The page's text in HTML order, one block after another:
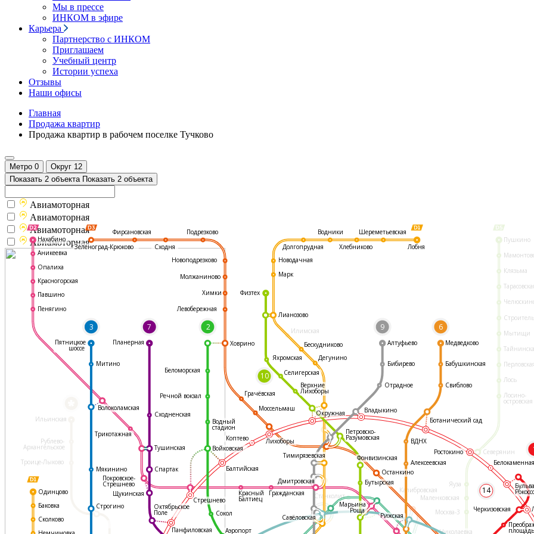
Мы в прессе
ИНКОМ в эфире
Карьера
Партнерство с ИНКОМ
Приглашаем
Учебный центр
Истории успеха
Отзывы
Наши офисы
Главная
Продажа квартир
Продажа квартир в рабочем поселке Тучково
Метро 0 Округ 12
Показать 2 объекта Показать 2 объекта
Илимская
Пушкино
Клязьма
Мытищи
Лось
Лосино-
островская
Северянин
Яуза
Маленковская
Москва-3
Николаевка
Ильинская
Рублево-
Архангельское
Троице-Лыково
Калибровская
Станколит
3 7
14
2 9 6
10
Фирсановская
Сходня
Подрезково
Новоподрезково
Молжаниново
Химки
Левобережная
Ховрино
Грачёвская
Моссельмаш
Останкино
Медведково
Бабушкинская
Свиблово
ВДНХ
Алексеевская
Рижская
Аэропорт
Сокол
Красный
Балтиец
Гражданская
Дмитровская
Коптево Лихоборы
Балтийская
Войковская
Водный
стадион
Сходненская
Трикотажная
Волоколамская
Тушинская
Мякинино
Строгино
Митино
Нахабино
Аникеевка
Опалиха
Красногорская
Павшино
Пенягино
Одинцово
Баковка
Сколково
Пятницкое
шоссе
Планерная
Спартак
Стрешнево
Щукинская
Октябрьское
Поле
Панфиловская
Окружная
Дегунино
Бескудниково
Верхние
Лихоборы
Селигерская
Физтех
Яхромская
Марк
Лианозово
Новодачная
Речной вокзал
Беломорская
Долгопрудная
Водники
Хлебниково
Шереметьевская
Лобня
Тимирязевская
Марьина
Роща
Савёловская
Фонвизинская
Бутырская
Петровско-
Разумовская
Покровское-
Стрешнево
Бибирево
Отрадное
Владыкино
Ботанический сад
Алтуфьево
Ростокино
Черкизовская
площадь
Зеленоград-Крюково
Авиамоторная
Авиамоторная
Авиамоторная
Авиамоторная